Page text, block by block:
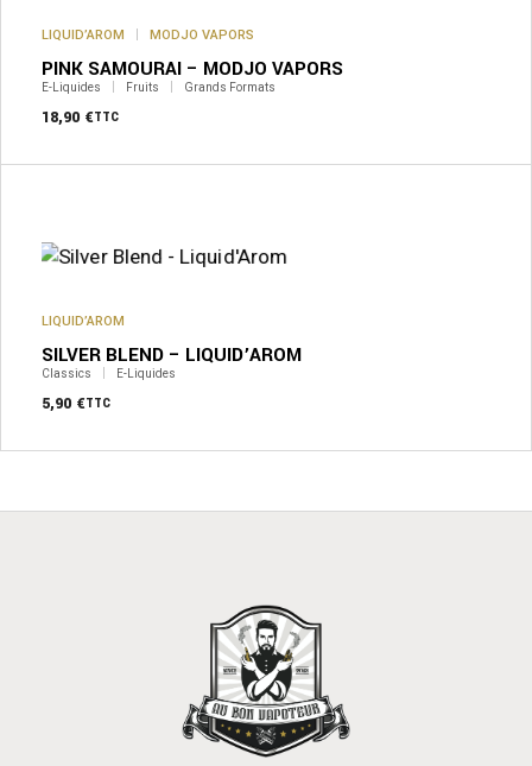
LIQUID’AROM MODJO VAPORS
PINK SAMOURAI – MODJO VAPORS
E-Liquides Fruits Grands Formats
18,90 €TTC
LIQUID’AROM
SILVER BLEND – LIQUID’AROM
Classics E-Liquides
5,90 €TTC
variations.
peuvent
choisies
page
produit